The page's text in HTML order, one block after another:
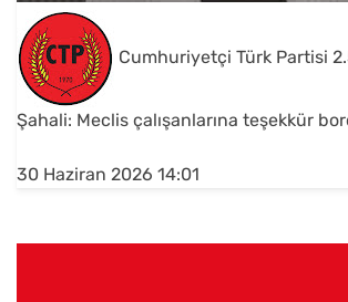
Cumhuriyetçi Türk Partisi
Şahali: Meclis çalışanlarına teşekkür
30 Haziran 2026 14:01